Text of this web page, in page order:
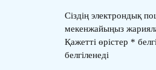
Сіздің электрондық
мекенжайыңыз
Қажетті өрістер *
белгіленеді